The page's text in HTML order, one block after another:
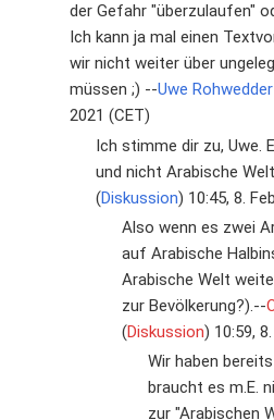
der Gefahr "überzulaufen"
Ich kann ja mal einen
wir nicht weiter über
müssen ;) --Uwe Rohwedder
2021 (CET)
Ich stimme dir zu, Uwe.
und nicht Arabische
(Diskussion) 10:45, 8.
Also wenn es zwei
auf Arabische
Arabische Welt
zur Bevölkerung?).--
(Diskussion) 10:59,
Wir haben bereits
braucht es m.E.
zur "Arabischen